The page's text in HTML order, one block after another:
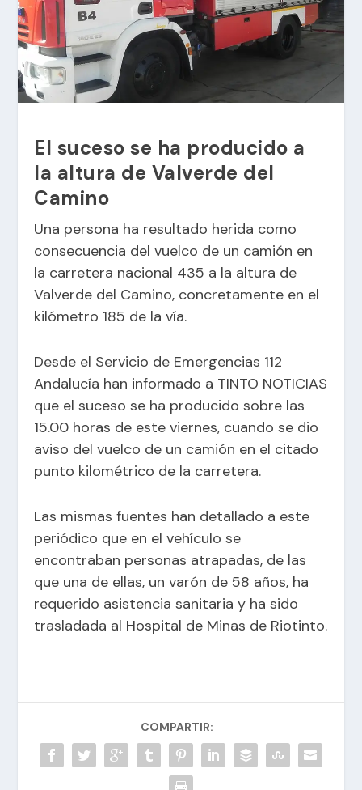
El suceso se ha producido a
la altura de Valverde del
Camino
Una persona ha resultado herida como
consecuencia del vuelco de un camión en
la carretera nacional 435 a la altura de
Valverde del Camino, concretamente en el
kilómetro 185 de la vía.
Desde el Servicio de Emergencias 112
Andalucía han informado a TINTO NOTICIAS
que el suceso se ha producido sobre las
15.00 horas de este viernes, cuando se dio
aviso del vuelco de un camión en el citado
punto kilométrico de la carretera.
Las mismas fuentes han detallado a este
periódico que en el vehículo se
encontraban personas atrapadas, de las
que una de ellas, un varón de 58 años, ha
requerido asistencia sanitaria y ha sido
trasladada al Hospital de Minas de Riotinto.
COMPARTIR: